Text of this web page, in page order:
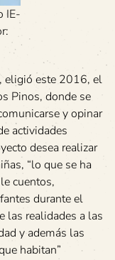
IE-
eligió este 2016, el
Pinos, donde se
y opinar
actividades
desea realizar
“lo que se ha
cuentos,
durante el
las realidades a las
y además las
habitan”